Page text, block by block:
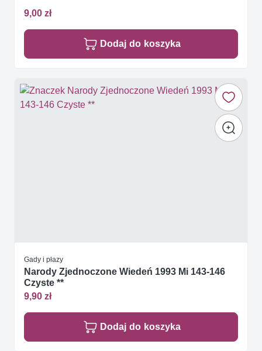
9,00 zł
Dodaj do koszyka
Gady i płazy
Narody Zjednoczone Wiedeń 1993 Mi 143-146
Czyste **
9,90 zł
Dodaj do koszyka